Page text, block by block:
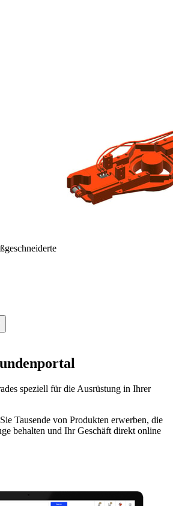
speziell für die Ausrüstung in Ihrer
Tausende von Produkten erwerben, die
behalten und Ihr Geschäft direkt online